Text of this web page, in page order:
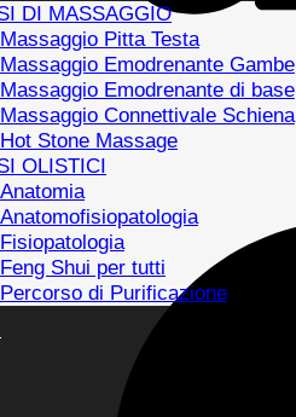
DI MASSAGGIO
Massaggio Pitta Testa
Massaggio Emodrenante Gambe
Massaggio Emodrenante di base
Massaggio Connettivale Schiena
Hot Stone Massage
OLISTICI
Anatomia
Anatomofisiopatologia
Fisiopatologia
Feng Shui per tutti
Percorso di Purificazione